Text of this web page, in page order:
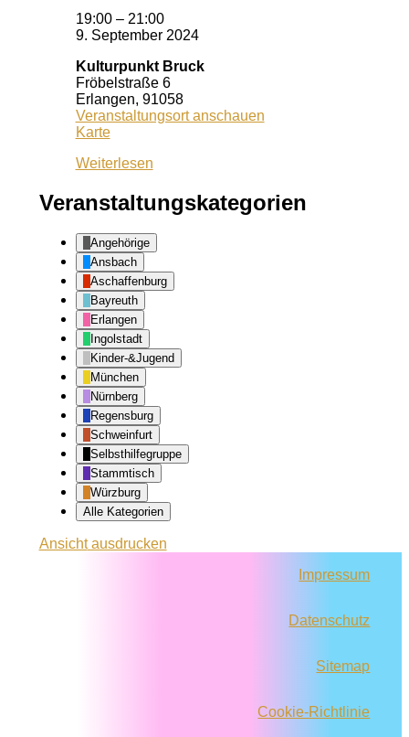
19:00 – 21:00
9. September 2024
Kulturpunkt Bruck
Fröbelstraße 6
Erlangen, 91058
Veranstaltungsort anschauen
KarteKulturpunkt
Weiterlesen
Veranstaltungskategorien
Angehörige
Ansbach
Aschaffenburg
Bayreuth
Erlangen
Ingolstadt
Kinder-&Jugend
München
Nürnberg
Regensburg
Schweinfurt
Selbsthilfegruppe
Stammtisch
Würzburg
Alle Kategorien
Ansichtausdrucken
Impressum
Datenschutz
Sitemap
Cookie-Richtlinie